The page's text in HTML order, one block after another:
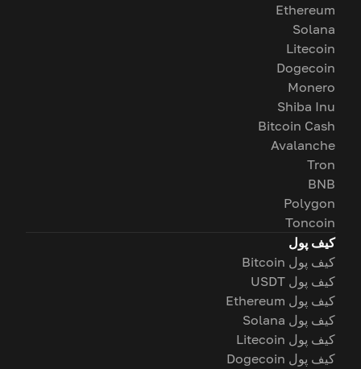
Ethereum
Solana
Litecoin
Dogecoin
Monero
Shiba Inu
Bitcoin Cash
Avalanche
Tron
BNB
Polygon
Toncoin
کیف پول
کیف پول Bitcoin
کیف پول USDT
کیف پول Ethereum
کیف پول Solana
کیف پول Litecoin
کیف پول Dogecoin